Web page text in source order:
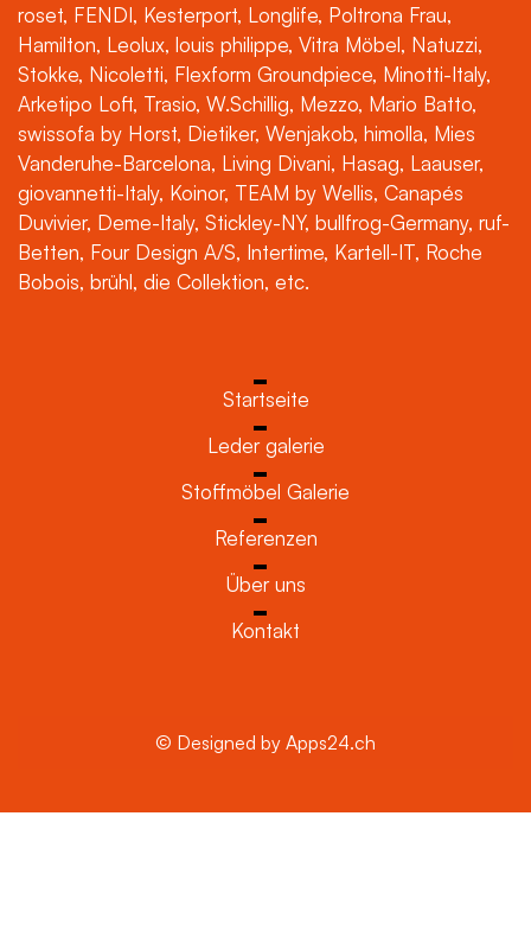
roset, FENDI, Kesterport, Longlife, Poltrona Frau,
Hamilton, Leolux, louis philippe, Vitra Möbel, Natuzzi,
Stokke, Nicoletti, Flexform Groundpiece, Minotti-Italy,
Arketipo Loft, Trasio, W.Schillig, Mezzo, Mario Batto,
swissofa by Horst, Dietiker, Wenjakob, himolla, Mies
Vanderuhe-Barcelona, Living Divani, Hasag, Laauser,
giovannetti-Italy, Koinor, TEAM by Wellis, Canapés
Duvivier, Deme-Italy, Stickley-NY, bullfrog-Germany, ruf-
Betten, Four Design A/S, Intertime, Kartell-IT, Roche
Bobois, brühl, die Collektion, etc.
Startseite
Leder galerie
Stoffmöbel Galerie
Referenzen
Über uns
Kontakt
© Designed by Apps24.ch